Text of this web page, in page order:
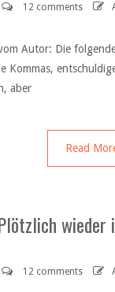
12 comments
Autor: Die
aber
Read
wieder
12 comments